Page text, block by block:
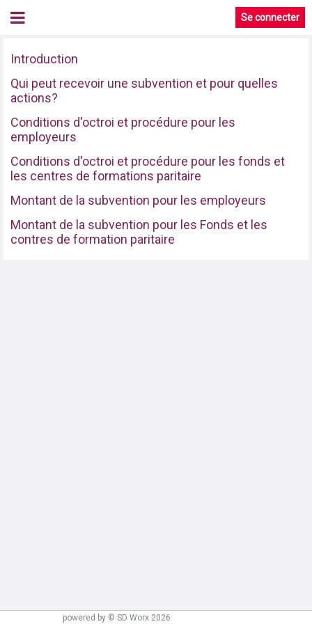
Se connecter
Introduction
Qui peut recevoir une subvention et pour quelles
actions?
Conditions d'octroi et procédure pour les
employeurs
Conditions d'octroi et procédure pour les fonds et
les centres de formations paritaire
Montant de la subvention pour les employeurs
Montant de la subvention pour les Fonds et les
contres de formation paritaire
powered by © SD Worx 2026